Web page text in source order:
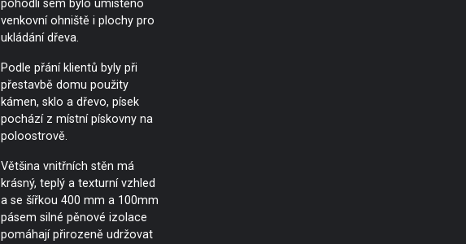
pohodlí sem bylo umístěno
venkovní ohniště i plochy pro
ukládání dřeva.
Podle přání klientů byly při
přestavbě domu použity
kámen, sklo a dřevo, písek
pochází z místní pískovny na
poloostrově.
Většina vnitřních stěn má
krásný, teplý a texturní vzhled
a se šířkou 400 mm a 100mm
pásem silné pěnové izolace
pomáhají přirozeně udržovat